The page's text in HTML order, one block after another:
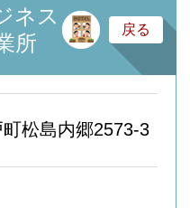
ネス
所
サ
戻る
松島内郷2573-3